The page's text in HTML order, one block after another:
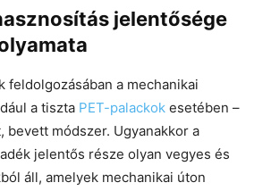
jelentősége
feldolgozásában a mechanikai
a tiszta PET-palackok esetében –
bevett módszer. Ugyanakkor a
jelentős része olyan vegyes és
áll, amelyek mechanikai úton
ma?